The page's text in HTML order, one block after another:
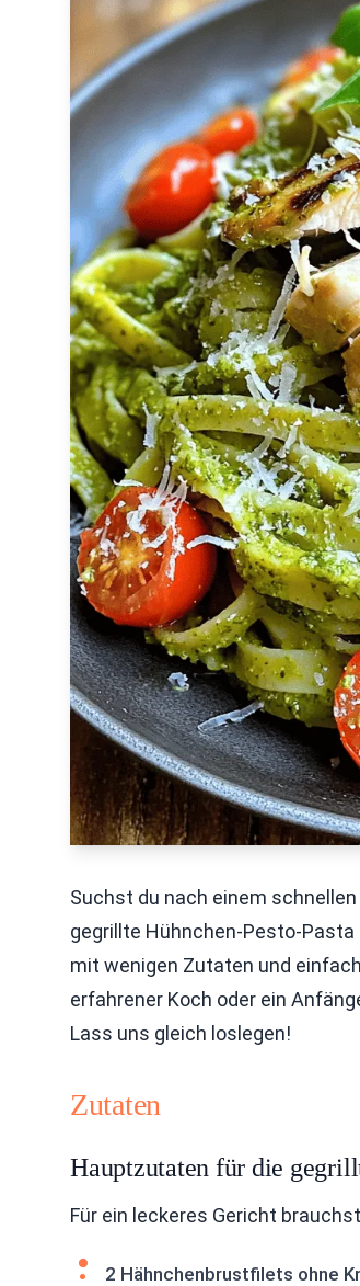
Suchst du nach einem
gegrillte Hühnchen-Pesto-Pasta
mit wenigen Zutaten und
erfahrener Koch oder ein
Lass uns gleich loslegen!
Zutaten
Hauptzutaten für die
Für ein leckeres Gericht
2 Hähnchenbrustfilets ohne